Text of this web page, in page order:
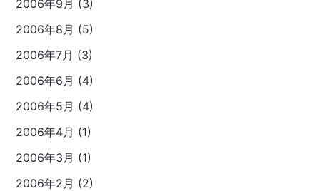
2006年9月 (3)
2006年8月 (5)
2006年7月 (3)
2006年6月 (4)
2006年5月 (4)
2006年4月 (1)
2006年3月 (1)
2006年2月 (2)